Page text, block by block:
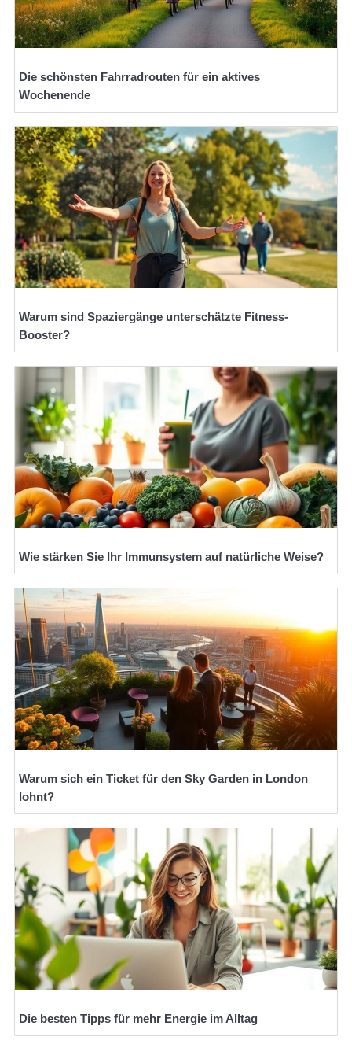
Die schönsten Fahrradrouten für ein aktives
Wochenende
Warum sind Spaziergänge unterschätzte Fitness-
Booster?
Wie stärken Sie Ihr Immunsystem auf natürliche Weise?
Warum sich ein Ticket für den Sky Garden in London
lohnt?
Die besten Tipps für mehr Energie im Alltag